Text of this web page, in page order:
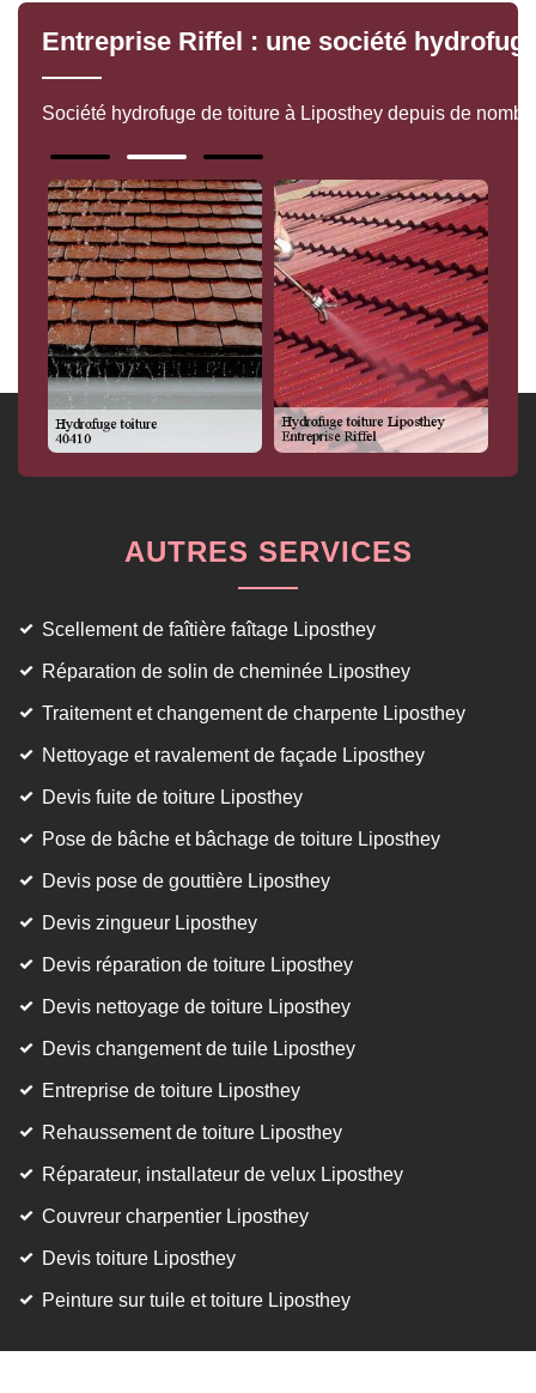
Entreprise Riffel : une société
Société hydrofuge de toiture à Liposthey depuis de
AUTRES SERVICES
Scellement de faîtière faîtage Liposthey
Réparation de solin de cheminée Liposthey
Traitement et changement de charpente Liposthey
Nettoyage et ravalement de façade Liposthey
Devis fuite de toiture Liposthey
Pose de bâche et bâchage de toiture Liposthey
Devis pose de gouttière Liposthey
Devis zingueur Liposthey
Devis réparation de toiture Liposthey
Devis nettoyage de toiture Liposthey
Devis changement de tuile Liposthey
Entreprise de toiture Liposthey
Rehaussement de toiture Liposthey
Réparateur, installateur de velux Liposthey
Couvreur charpentier Liposthey
Devis toiture Liposthey
Peinture sur tuile et toiture Liposthey